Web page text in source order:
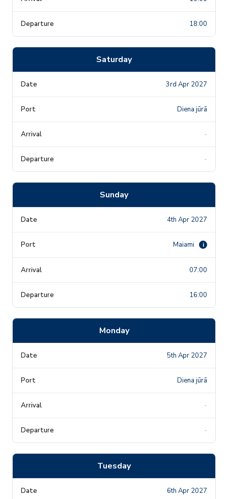
18:00
Saturday
3rd Apr 2027
Diena jūrā
-
-
Sunday
4th Apr 2027
Maiami i
07:00
16:00
Monday
5th Apr 2027
Diena jūrā
-
-
Tuesday
6th Apr 2027